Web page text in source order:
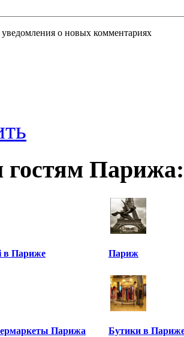
о новых комментариях
гостям Парижа:
в Париже Париж
Парижа Бутики в